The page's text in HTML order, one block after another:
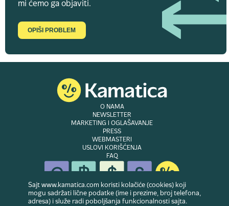
mi ćemo ga objaviti.
OPIŠI PROBLEM
O NAMA
NEWSLETTER
MARKETING I OGLAŠAVANJE
PRESS
WEBMASTERI
USLOVI KORIŠĆENJA
FAQ
© Copyright 2007-2026. Website developed & owned byDubes doo
Sajt www.kamatica.com koristi kolačiće (cookies) koji
mogu sadržati lične podatke (ime i prezime, broj telefona,
adresa) i služe radi poboljšanja funkcionalnosti sajta.